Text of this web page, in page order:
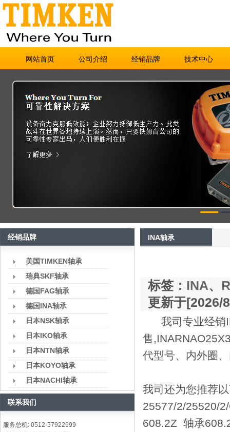
网站首页 公司介绍 经销品牌 技术中心
经销品牌
美国TIMKEN轴承
瑞典SKF轴承
德国FAG轴承
德国INA轴承
日本NSK轴承
日本IKO轴承
日本NTN轴承
日本KOYO轴承
日本NACHI轴承
联系我们
服务总机: 0512-57922999
INA轴承
标签： INA、
更新于[2026/
我司专业经销
售
代型号、内外圈
我司还为您推荐
25577/2/25520/
608.2Z 轴承